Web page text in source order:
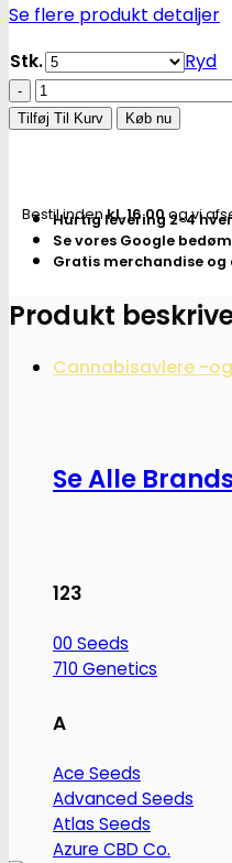
Cannabisavlere -
Se Alle
123
00 Seeds
710 Genetics
A
Ace Seeds
Advanced Seeds
Atlas Seeds
Azure CBD Co.
Se flere produkt detaljer
Stk.
Ryd
CBD
Skunk
cannabis
frø
CBD
antal
Tilføj Til Kurv Køb nu
Bestil indenkl. 16.00og vi
Hurtig levering 2-4
Se vores Google
Gratis merchandise
Produkt